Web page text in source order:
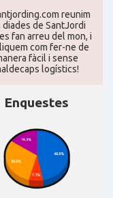
UK, Anglaterra
RUGBY
reunim
diades de SantJordi
fan arreu del mon, i
com fer-ne de
fàcil i sense
logí­stics!
Enquestes